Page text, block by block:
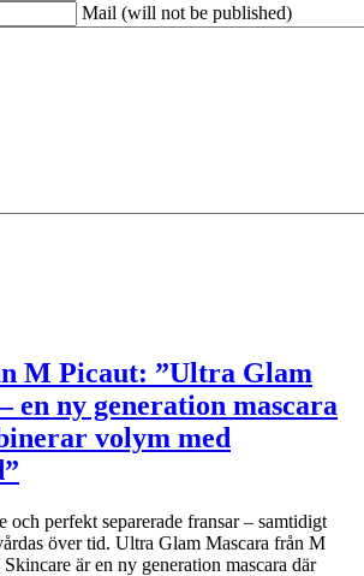
Mail (will not be published)
M Picaut: ”Ultra Glam
en ny generation mascara
volym med
och perfekt separerade fransar – samtidigt
över tid. Ultra Glam Mascara från M
är en ny generation mascara där